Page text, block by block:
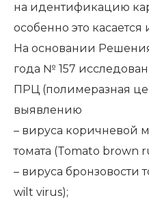
на идентификацию
особенно это
На основании Решения
года № 157
ПРЦ (полимеразная
выявлению
– вируса коричневой
томата (Tomato brown
– вируса бронзовости
wilt virus);